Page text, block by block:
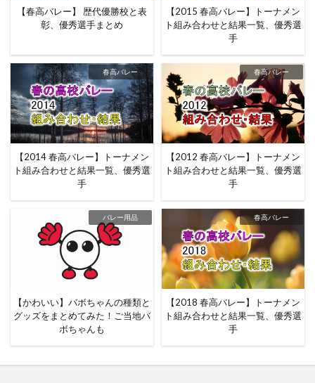
【春高バレー】 歴代優勝校と表
彰、優秀選手まとめ
【2015 春高バレー】トーナメン
ト組み合わせと結果一覧、優秀選
手
春高バレー
【2014 春高バレー】トーナメン
ト組み合わせと結果一覧、優秀選
手
春高バレー
【2012 春高バレー】トーナメン
ト組み合わせと結果一覧、優秀選
手
バレー用品
【かわいい】バボちゃんの種類と
グッズをまとめてみた！ご当地バ
ボちゃんも
春高バレー
【2018 春高バレー】トーナメン
ト組み合わせと結果一覧、優秀選
手